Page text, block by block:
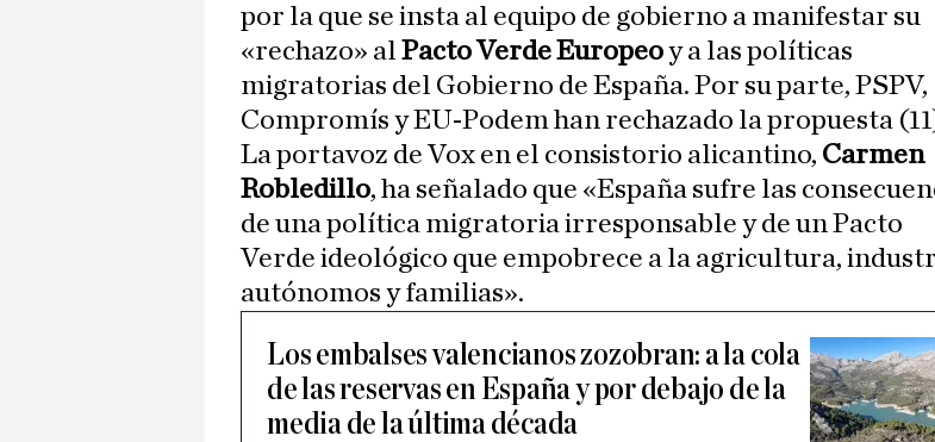
por la que se insta al equipo de gobierno a manifestar su
«rechazo» al Pacto Verde Europeoy a las políticas
migratorias del Gobierno de España. Por su parte, PSPV,
Compromís y EU-Podem han rechazado la propuesta
La portavoz de Vox en el consistorio alicantino, Carmen
Robledillo, ha señalado que «España sufre las
de una política migratoria irresponsable y de un Pacto
Verde ideológico que empobrece a la agricultura,
autónomos y familias».
Los embalses valencianos zozobran: a la cola
de las reservas en España y por debajo de la
media de la última década